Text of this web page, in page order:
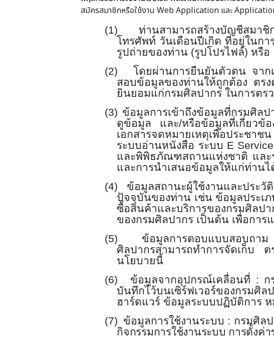
สมัครสมาชิกหรือใช้งานWeb Application และ
(1)
ท่านสามารถสร้างบัญชีสมา
โทรศัพท์ วันเดือนปีเกิด ที่อยู่ในก
รูปถ่ายของท่าน (รูปโปรไฟล์) หรือ
(2)
โดยผ่านการยืนยันตัวตน จาก
สอบข้อมูลของท่านให้ถูกต้อง ตร
ยินยอมแก่กรมศิลปากร ในการต
(3) ข้อมูลการเข้าถึงข้อมูลที่กรมศิลป
ดูข้อมูล และ/หรือข้อมูลที่เกี่ยวข้
เอกสารจดหมายเหตุเพื่อประช
ระบบอ่านหนังสือ ระบบ E Service
และพิพิธภัณฑสถานแห่งชาติ และ
และการนำเสนอข้อมูลให้แก่ท่าน
(4)
ข้อมูลสถานะผู้ใช้งานและประวั
ปัจจุบันของท่าน เช่น ข้อมูลประเ
ซื้อสินค้าและบริการของกรมศิลป
ของกรมศิลปากร เป็นต้น เพื่อกา
(5)
ข้อมูลการตอบแบบสอบถาม
ศิลปากรสามารถทำการจัดเก็บ
นโยบายนี้
(6)
ข้อมูลจากอุปกรณ์เคลื่อนที่ : ก
บันทึกไว้บนเซิร์ฟเวอร์ของกรม
ฮาร์ดแวร์ ข้อมูลระบบปฏิบัติการ
(7) ข้อมูลการใช้งานระบบ : กรมศิล
กิจกรรมการใช้งานระบบ การตั้งค่